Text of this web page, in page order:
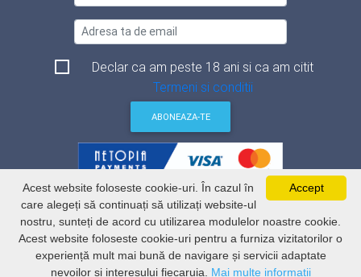
Declar ca am peste 18 ani si ca am citit
Termeni si conditii
ABONEAZA-TE
Termeni si conditii
Politica de securitate a datelor
Politica de utilizare Cookie-uri
ANSPDCP
ANCPI
Accept
Acest website foloseste cookie-uri. În cazul în
care alegeți să continuați să utilizați website-ul
nostru, sunteți de acord cu utilizarea modulelor noastre cookie.
Acest website foloseste cookie-uri pentru a furniza vizitatorilor o
experiență mult mai bună de navigare și servicii adaptate
nevoilor și interesului fiecaruia. Mai multe informatii